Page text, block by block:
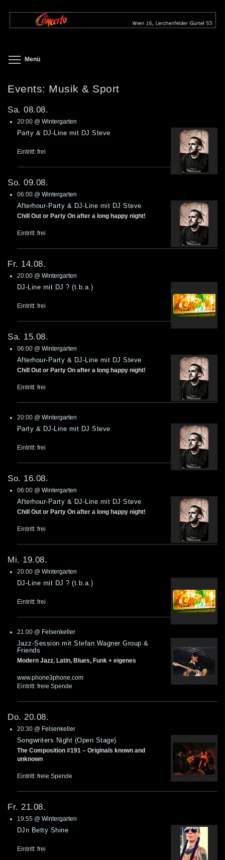
zum
Menü
Events: Musik & Sport
Sa. 08.08.
20:00@ Wintergarten
Party & DJ-Line mit DJ Steve
Eintritt: frei
So. 09.08.
06:00@ Wintergarten
Afterhour-Party & DJ-Line mit DJ Steve
Chill Out or Party On after a long happy night!
Eintritt: frei
Fr. 14.08.
20:00@ Wintergarten
DJ-Line mit DJ ? (t.b.a.)
Eintritt: frei
Sa. 15.08.
06:00@ Wintergarten
Afterhour-Party & DJ-Line mit DJ Steve
Chill Out or Party On after a long happy night!
Eintritt: frei
20:00@ Wintergarten
Party & DJ-Line mit DJ Steve
Eintritt: frei
So. 16.08.
06:00@ Wintergarten
Afterhour-Party & DJ-Line mit DJ Steve
Chill Out or Party On after a long happy night!
Eintritt: frei
Mi. 19.08.
20:00@ Wintergarten
DJ-Line mit DJ ? (t.b.a.)
Eintritt: frei
21:00@ Felsenkeller
Jazz-Session mit Stefan Wagner Group &
Friends
Modern Jazz, Latin, Blues, Funk + eigenes
www.phone3phone.com
Eintritt: freie Spende
Do. 20.08.
20:30@ Felsenkeller
Songwriters Night (Open Stage)
The Composition #191 – Originals known and
unknown
Eintritt: freie Spende
Fr. 21.08.
19:55@ Wintergarten
DJn Betty Shine
Eintritt: frei